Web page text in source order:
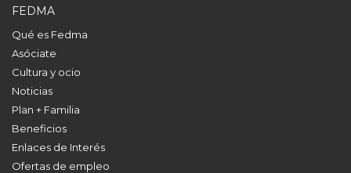
FEDMA
Qué es Fedma
Asóciate
Cultura y ocio
Noticias
Plan + Familia
Beneficios
Enlaces de Interés
Ofertas de empleo